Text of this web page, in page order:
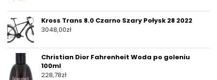
Kross Trans 8.0 Czarno Szary Połysk 28 2022
3048,00zł
Christian Dior Fahrenheit Woda po goleniu
100ml
228,78zł